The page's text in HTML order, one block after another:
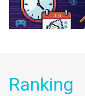
Ranking